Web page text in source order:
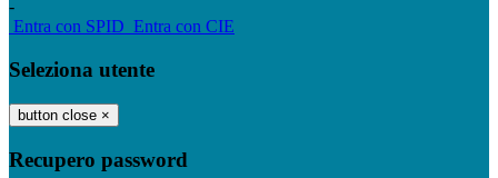
-
Entra con SPID Entra con CIE
Seleziona utente
button close ×
Recupero password